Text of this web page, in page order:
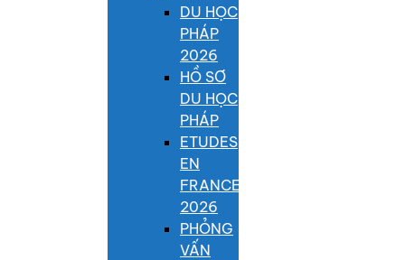
DU HỌC
PHÁP
2026
HỒ SƠ
DU HỌC
PHÁP
ETUDES
EN
FRANCE
2026
PHỎNG
VẤN